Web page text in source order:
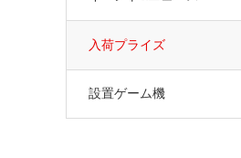
入荷プライズ
設置ゲーム機